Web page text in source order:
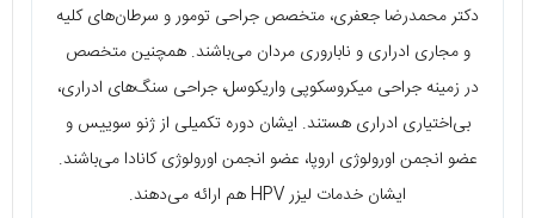
دکتر محمدرضا جعفری، متخصص جراحی تومور و سرطان‌های کلیه
و مجاری ادراری و ناباروری مردان می‌باشند. همچنین متخصص
در زمینه جراحی میکروسکوپی واریکوسل، جراحی سنگ‌های ادراری،
بی‌اختیاری ادراری هستند. ایشان دوره تکمیلی از ژنو سوییس و
عضو انجمن اورولوژی اروپا، عضو انجمن اورولوژی کانادا می‌باشند.
ایشان خدمات لیزر HPV هم ارائه می‌دهند.